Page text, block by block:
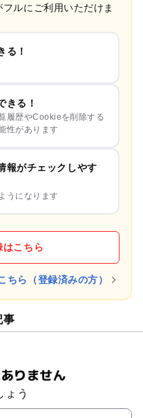
ルにご利用いただけま
る！
きる！
履歴やCookieを削除する
性があります
報がチェックしやす
うになります
はこちら
ちら（登録済みの方）
事
りません
ょう